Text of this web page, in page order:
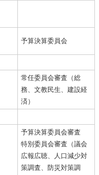
予算決算委員会
常任委員会審査（総
務、文教民生、建設経
済）
予算決算委員会審査
特別委員会審査（議会
広報広聴、人口減少対
策調査、防災対策調